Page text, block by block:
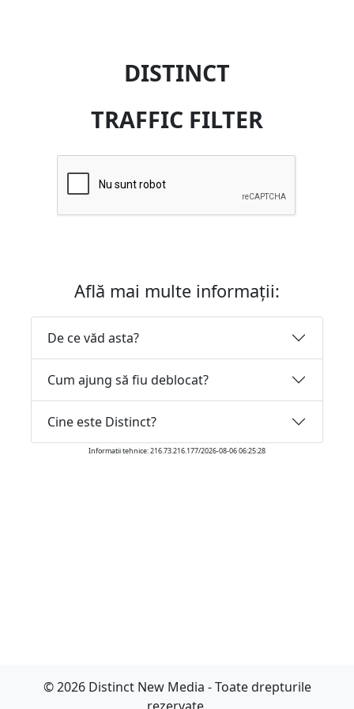
DISTINCT
TRAFFIC FILTER
Află mai multe informații:
De ce văd asta?
Cum ajung să fiu deblocat?
Cine este Distinct?
Informatii tehnice: 216.73.216.177/2026-08-06 06:25:28
© 2026 Distinct New Media - Toate drepturile